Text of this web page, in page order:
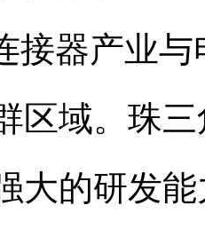
接器产业
区域。珠
大的研发